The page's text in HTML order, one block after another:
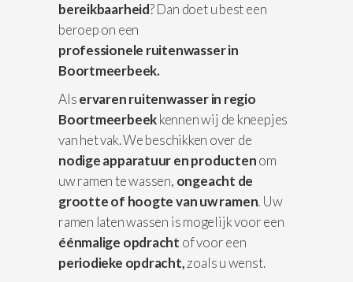
bereikbaarheid? Dan doet u best een
beroep on een
professionele ruitenwasser in
Boortmeerbeek.
Alservaren ruitenwasser in regio
Boortmeerbeekkennen wij de kneepjes
van het vak. We beschikken over de
nodige apparatuuren productenom
uw ramen te wassen, ongeacht de
grootte of hoogte van uw ramen. Uw
ramen laten wassen is mogelijk voor een
éénmalige opdracht of voor een
periodieke opdracht,zoals u wenst.